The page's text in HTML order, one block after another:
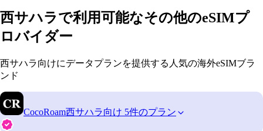
西サハラで利用可能なその他のeSIMプ
ロバイダー
西サハラ向けにデータプランを提供する人気の海外eSIMブラ
ンド
CocoRoam西サハラ向け 5件のプラン